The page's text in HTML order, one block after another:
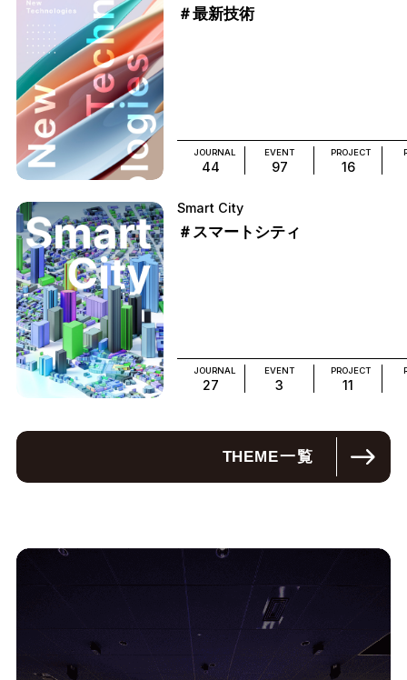
＃最新技術
JOURNAL
44
EVENT
97
PROJECT
16
Smart City
＃スマートシティ
JOURNAL
27
EVENT
3
PROJECT
11
THEME一覧